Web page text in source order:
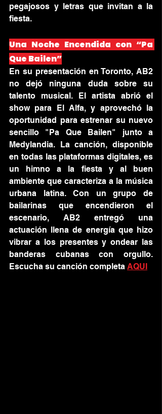
pegajosos y letras que invitan a la
fiesta.
Una Noche Encendida con “Pa
Que Bailen”
En su presentación en Toronto, AB2
no dejó ninguna duda sobre su
talento musical. El artista abrió el
show para El Alfa, y aprovechó la
oportunidad para estrenar su nuevo
sencillo "Pa Que Bailen" junto a
Medylandia. La canción, disponible
en todas las plataformas digitales, es
un himno a la fiesta y al buen
ambiente que caracteriza a la música
urbana latina. Con un grupo de
bailarinas que encendieron el
escenario, AB2 entregó una
actuación llena de energía que hizo
vibrar a los presentes y ondear las
banderas cubanas con orgullo.
Escucha su canción completa AQUI